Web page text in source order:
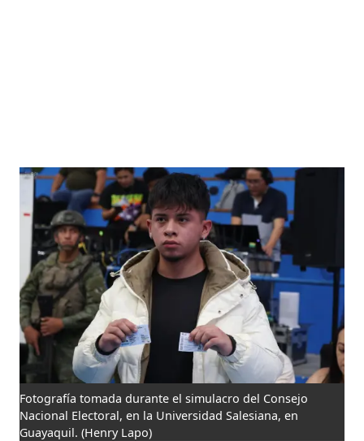
Fotografía tomada durante el simulacro del Consejo
Nacional Electoral, en la Universidad Salesiana, en
Guayaquil. (Henry Lapo)